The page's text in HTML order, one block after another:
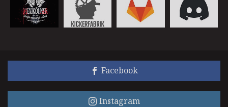
Facebook
Instagram